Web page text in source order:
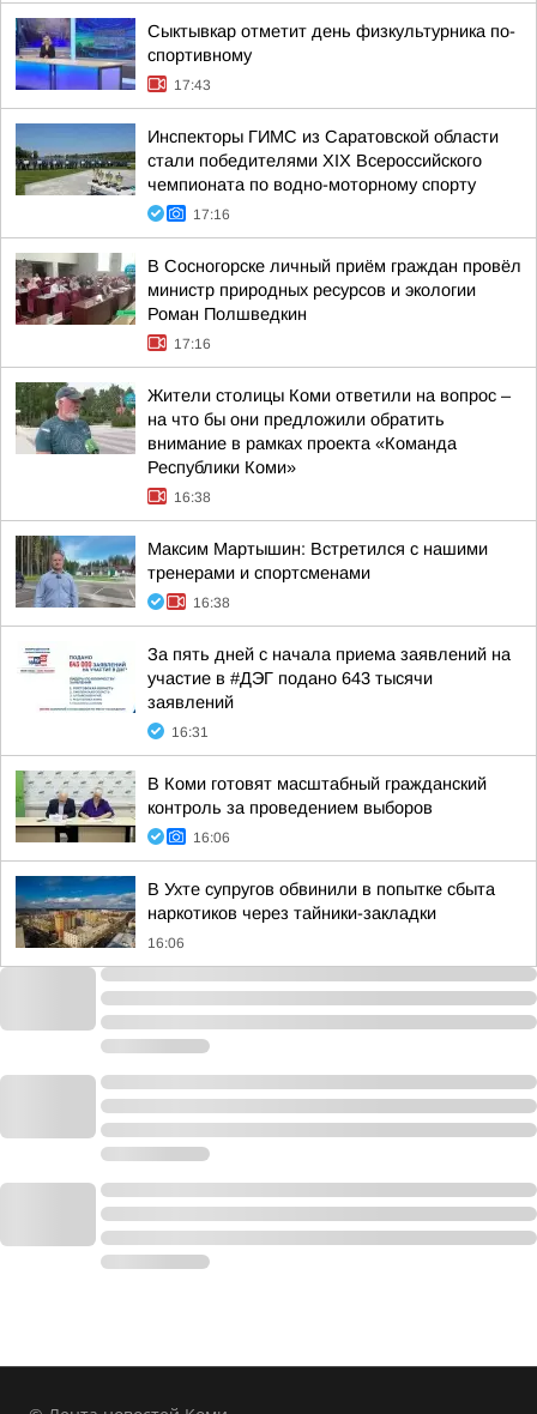
Сыктывкар отметит день физкультурника по-
спортивному
17:43
Инспекторы ГИМС из Саратовской области
стали победителями XIX Всероссийского
чемпионата по водно-моторному спорту
17:16
В Сосногорске личный приём граждан провёл
министр природных ресурсов и экологии
Роман Полшведкин
17:16
Жители столицы Коми ответили на вопрос –
на что бы они предложили обратить
внимание в рамках проекта «Команда
Республики Коми»
16:38
Максим Мартышин: Встретился с нашими
тренерами и спортсменами
16:38
За пять дней с начала приема заявлений на
участие в #ДЭГ подано 643 тысячи
заявлений
16:31
В Коми готовят масштабный гражданский
контроль за проведением выборов
16:06
В Ухте супругов обвинили в попытке сбыта
наркотиков через тайники-закладки
16:06